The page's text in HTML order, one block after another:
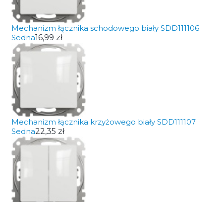
Mechanizm łącznika schodowego biały SDD111106
Sedna16,99 zł
Mechanizm łącznika krzyżowego biały SDD111107
Sedna22,35 zł